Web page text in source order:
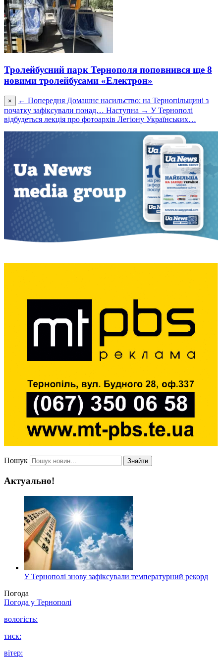
Тролейбусний парк Тернополя поповнився ще 8
новими тролейбусами «Електрон»
× ← Попередня Домашнє насильство: на Тернопільщині з
початку зафіксували понад… Наступна → У Тернополі
відбудеться лекція про фотоархів Легіону Українських…
Пошук Знайти
Актуально!
У Тернополі знову зафіксували температурний рекорд
Погода
Погода у Тернополі
вологість:
тиск:
вітер: